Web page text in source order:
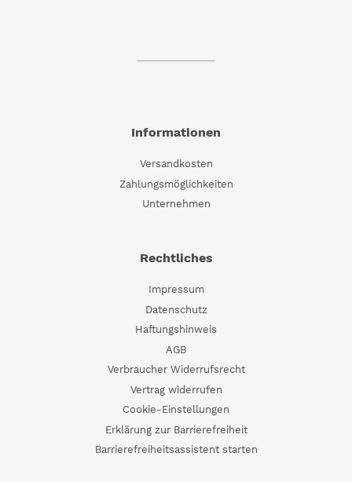
Informationen
Versandkosten
Zahlungsmöglichkeiten
Unternehmen
Rechtliches
Impressum
Datenschutz
Haftungshinweis
AGB
Verbraucher Widerrufsrecht
Vertrag widerrufen
Cookie-Einstellungen
Erklärung zur Barrierefreiheit
Barrierefreiheitsassistent starten